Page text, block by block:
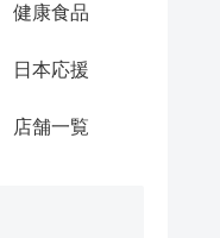
健康食品
日本応援
店舗一覧